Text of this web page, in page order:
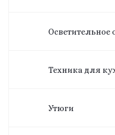
Осветительное
Техника для
Утюги